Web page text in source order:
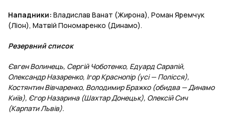
Нападники: Владислав Ванат (Жирона), Роман Яремчук
(Ліон), Матвій Пономаренко (Динамо).
Резервний список
Євген Волинець, Сергій Чоботенко, Едуард Сарапій,
Олександр Назаренко, Ігор Краснопір (усі — Полісся),
Костянтин Вівчаренко, Володимир Бражко (обидва — Динамо
Київ), Єгор Назарина (Шахтар Донецьк), Олексій Сич
(Карпати Львів).